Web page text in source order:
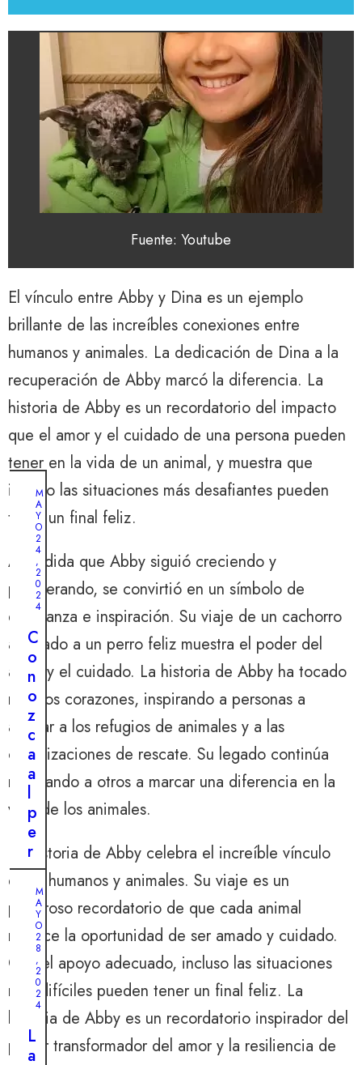
Fuente: Youtube
El vínculo entre Abby y Dina es un ejemplo
brillante de las increíbles conexiones entre
humanos y animales. La dedicación de Dina a la
recuperación de Abby marcó la diferencia. La
historia de Abby es un recordatorio del impacto
que el amor y el cuidado de una persona pueden
tener en la vida de un animal, y muestra que
incluso las situaciones más desafiantes pueden
tener un final feliz.
A medida que Abby siguió creciendo y
prosperando, se convirtió en un símbolo de
esperanza e inspiración. Su viaje de un cachorro
asustado a un perro feliz muestra el poder del
amor y el cuidado. La historia de Abby ha tocado
muchos corazones, inspirando a personas a
apoyar a los refugios de animales y a las
organizaciones de rescate. Su legado continúa
motivando a otros a marcar una diferencia en la
vida de los animales.
La historia de Abby celebra el increíble vínculo
entre humanos y animales. Su viaje es un
poderoso recordatorio de que cada animal
merece la oportunidad de ser amado y cuidado.
Con el apoyo adecuado, incluso las situaciones
más difíciles pueden tener un final feliz. La
historia de Abby es un recordatorio inspirador del
poder transformador del amor y la resiliencia de
N
O
I
E
B
1
L
a
i
m
p
o
b
b
e
m
i
M
A
Y
O
2
4
,
2
0
2
4
C
o
n
o
z
c
a
a
l
p
e
r
r
o
q
u
b
e
m
M
A
Y
O
2
8
,
2
0
2
4
L
a